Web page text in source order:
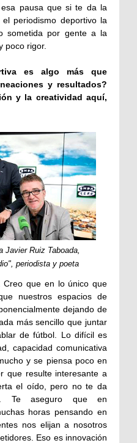
pausa que si te da la
periodismo deportivo la
sometida por gente a la
poco rigor.
es algo más que
y resultados?
y la creatividad aquí,
Javier Ruiz Taboada,
periodista y poeta
Creo que en lo único que
nuestros espacios de
dejando de
más sencillo que juntar
de fútbol. Lo difícil es
capacidad comunicativa
y se piensa poco en
que resulte interesante a
el oído, pero no te da
Te aseguro que en
horas pensando en
nos elijan a nosotros
Eso es innovación